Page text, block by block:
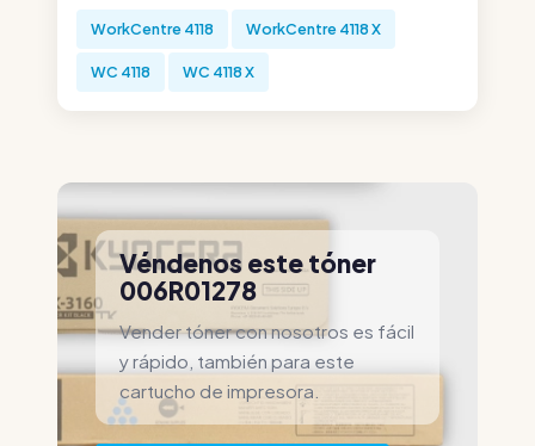
WorkCentre 4118 WorkCentre 4118 X
WC 4118 WC 4118 X
Véndenos este tóner
006R01278
Vender tóner con nosotros es fácil
y rápido, también para este
cartucho de impresora.